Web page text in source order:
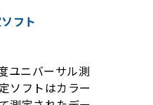
フト
ユニバーサル測
ソフトはカラー